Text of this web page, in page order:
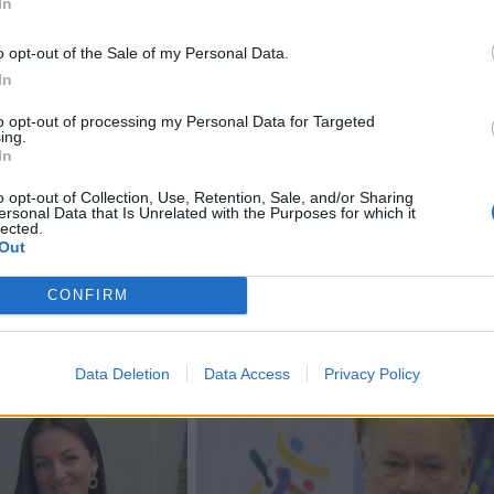
opt-out of the Sale of my Personal Data.
opt-out of processing my Personal Data for Targeted
opt-out of Collection, Use, Retention, Sale, and/or Sharing
Data that Is Unrelated with the Purposes for which it
CONFIRM
Data Deletion Data Access Privacy Policy
injekcijos gali žymiai sumažinti vėžio riziką –
atliko naują tyrimą, kuriame dalyvavo tūkstančiai